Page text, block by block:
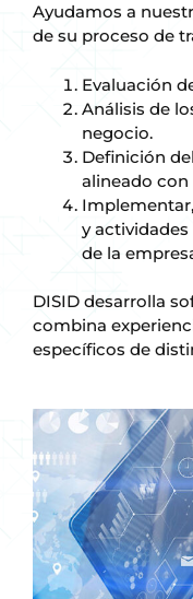
Ayudamos a
de su proceso de
Evaluación
Análisis de
negocio.
Definición
alineado con
y
de la
DISID desarrolla
combina
específicos de